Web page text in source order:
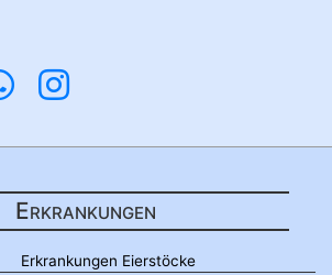
Erkrankungen
Erkrankungen Eierstöcke